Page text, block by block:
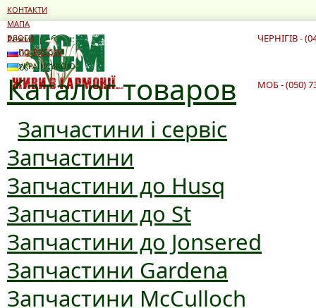
Режим роботи:
10:00 - 19:00
10:00 - 16:00
ЧЕРНІГІВ -
Каталог товаров
Запчастини і сервіс
Запчастини
Запчастини до Husq
Запчастини до St
Запчастини до Jonsered
Запчастини Gardena
Запчастини McCulloch
МОБ - (050)
КОНТАКТИ
МАПА
БЛОГИ
ПО-РУССКИ
УКРАЇНСЬКОЮ